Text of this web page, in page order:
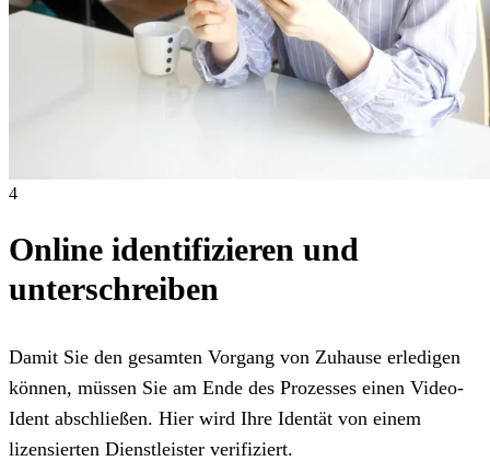
4
Online identifizieren und
unterschreiben
Damit Sie den gesamten Vorgang von Zuhause erledigen
können, müssen Sie am Ende des Prozesses einen Video-
Ident abschließen. Hier wird Ihre Identät von einem
lizensierten Dienstleister verifiziert.